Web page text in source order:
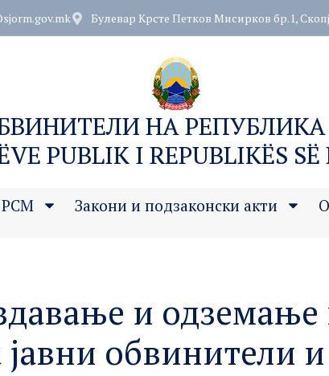
Булевар Крсте Петков Мисирков бр.1,
НА
PUBLIK I REPUBLIKËS
РСМ Закони и подзаконски акти
и одземање
обвинители